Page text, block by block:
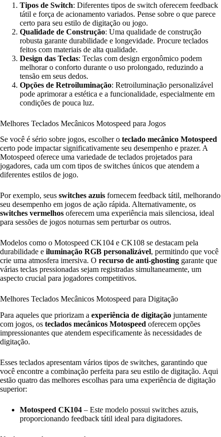
Tipos de Switch: Diferentes tipos de switch oferecem feedback
tátil e força de acionamento variados. Pense sobre o que parece
certo para seu estilo de digitação ou jogo.
Qualidade de Construção: Uma qualidade de construção
robusta garante durabilidade e longevidade. Procure teclados
feitos com materiais de alta qualidade.
Design das Teclas: Teclas com design ergonômico podem
melhorar o conforto durante o uso prolongado, reduzindo a
tensão em seus dedos.
Opções de Retroiluminação: Retroiluminação personalizável
pode aprimorar a estética e a funcionalidade, especialmente em
condições de pouca luz.
Melhores Teclados Mecânicos Motospeed para Jogos
Se você é sério sobre jogos, escolher o teclado mecânico Motospeed
certo pode impactar significativamente seu desempenho e prazer. A
Motospeed oferece uma variedade de teclados projetados para
jogadores, cada um com tipos de switches únicos que atendem a
diferentes estilos de jogo.
Por exemplo, seus switches azuis fornecem feedback tátil, melhorando
seu desempenho em jogos de ação rápida. Alternativamente, os
switches vermelhos oferecem uma experiência mais silenciosa, ideal
para sessões de jogos noturnas sem perturbar os outros.
Modelos como o Motospeed CK104 e CK108 se destacam pela
durabilidade e iluminação RGB personalizável, permitindo que você
crie uma atmosfera imersiva. O recurso de anti-ghosting garante que
várias teclas pressionadas sejam registradas simultaneamente, um
aspecto crucial para jogadores competitivos.
Melhores Teclados Mecânicos Motospeed para Digitação
Para aqueles que priorizam a experiência de digitação juntamente
com jogos, os teclados mecânicos Motospeed oferecem opções
impressionantes que atendem especificamente às necessidades de
digitação.
Esses teclados apresentam vários tipos de switches, garantindo que
você encontre a combinação perfeita para seu estilo de digitação. Aqui
estão quatro das melhores escolhas para uma experiência de digitação
superior:
Motospeed CK104 – Este modelo possui switches azuis,
proporcionando feedback tátil ideal para digitadores.